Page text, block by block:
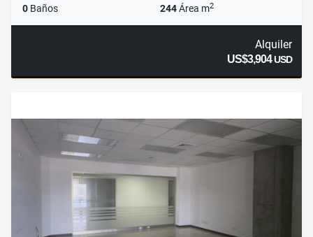
0 Baños 244Área m2
Alquiler
US$3,904USD